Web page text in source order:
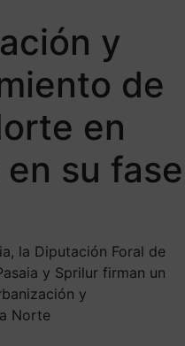
y
de
en
su fase
la Diputación Foral de
y Sprilur firman un
y
Norte